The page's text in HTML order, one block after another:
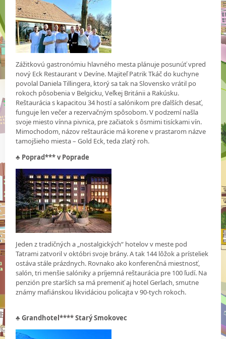
Zážitkovú gastronómiu hlavného mesta plánuje posunúť vpred
nový Eck Restaurant v Devíne. Majiteľ Patrik Tkáč do kuchyne
povolal Daniela Tillingera, ktorý sa tak na Slovensko vrátil po
rokoch pôsobenia v Belgicku, Veľkej Británii a Rakúsku.
Reštaurácia s kapacitou 34 hostí a salónikom pre ďalších desať,
funguje len večer a rezervačným spôsobom. V podzemí našla
svoje miesto vínna pivnica, pre začiatok s ôsmimi tisíckami vín.
Mimochodom, názov reštaurácie má korene v prastarom názve
tamojšieho miesta – Gold Eck, teda zlatý roh.
♣ Poprad*** v Poprade
Jeden z tradičných a „nostalgických“ hotelov v meste pod
Tatrami zatvoril v októbri svoje brány. A tak 144 lôžok a prísteliek
ostáva stále prázdnych. Rovnako ako konferenčná miestnosť,
salón, tri menšie salóniky a príjemná reštaurácia pre 100 ľudí. Na
penzión pre starších sa má premeniť aj hotel Gerlach, smutne
známy mafiánskou likvidáciou policajta v 90-tych rokoch.
♣Grandhotel**** Starý Smokovec